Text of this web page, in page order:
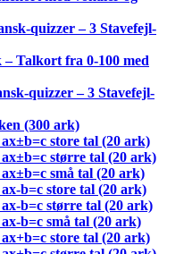
quizzer – 3 Stavefejl-
Talkort fra 0-100 med
quizzer – 3 Stavefejl-
(300 ark)
store tal (20 ark)
større tal (20 ark)
små tal (20 ark)
b=c store tal (20 ark)
b=c større tal (20 ark)
b=c små tal (20 ark)
store tal (20 ark)